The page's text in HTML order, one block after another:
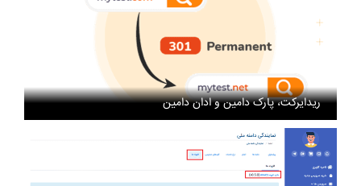
ریدایرکت، پارک دامین و ادان دامین